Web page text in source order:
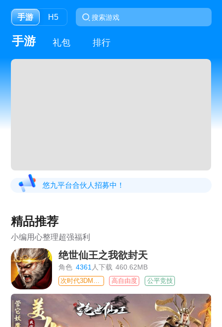
手游 H5
手游 礼包 排行
悠九平台合伙人招募中！
精品推荐
小编用心整理超强福利
绝世仙王之我欲封天
角色 4361人下载 460.62MB
高自由度 公平竞技